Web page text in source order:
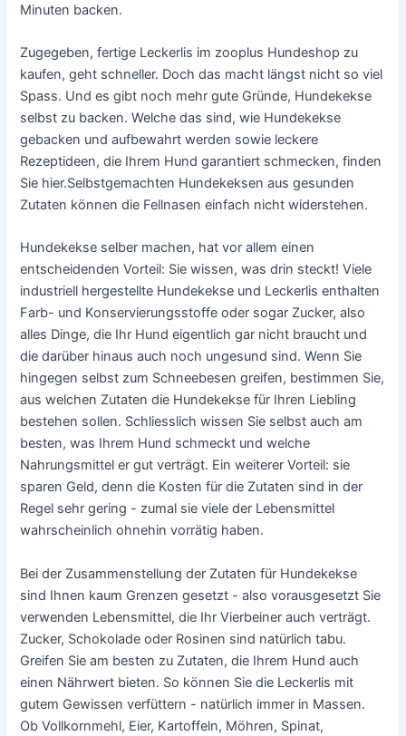
Minuten backen.
Zugegeben, fertige Leckerlis im zooplus Hundeshop zu
kaufen, geht schneller. Doch das macht längst nicht so viel
Spass. Und es gibt noch mehr gute Gründe, Hundekekse
selbst zu backen. Welche das sind, wie Hundekekse
gebacken und aufbewahrt werden sowie leckere
Rezeptideen, die Ihrem Hund garantiert schmecken, finden
Sie hier.Selbstgemachten Hundekeksen aus gesunden
Zutaten können die Fellnasen einfach nicht widerstehen.
Hundekekse selber machen, hat vor allem einen
entscheidenden Vorteil: Sie wissen, was drin steckt! Viele
industriell hergestellte Hundekekse und Leckerlis enthalten
Farb- und Konservierungsstoffe oder sogar Zucker, also
alles Dinge, die Ihr Hund eigentlich gar nicht braucht und
die darüber hinaus auch noch ungesund sind. Wenn Sie
hingegen selbst zum Schneebesen greifen, bestimmen Sie,
aus welchen Zutaten die Hundekekse für Ihren Liebling
bestehen sollen. Schliesslich wissen Sie selbst auch am
besten, was Ihrem Hund schmeckt und welche
Nahrungsmittel er gut verträgt. Ein weiterer Vorteil: sie
sparen Geld, denn die Kosten für die Zutaten sind in der
Regel sehr gering - zumal sie viele der Lebensmittel
wahrscheinlich ohnehin vorrätig haben.
Bei der Zusammenstellung der Zutaten für Hundekekse
sind Ihnen kaum Grenzen gesetzt - also vorausgesetzt Sie
verwenden Lebensmittel, die Ihr Vierbeiner auch verträgt.
Zucker, Schokolade oder Rosinen sind natürlich tabu.
Greifen Sie am besten zu Zutaten, die Ihrem Hund auch
einen Nährwert bieten. So können Sie die Leckerlis mit
gutem Gewissen verfüttern - natürlich immer in Massen.
Ob Vollkornmehl, Eier, Kartoffeln, Möhren, Spinat,